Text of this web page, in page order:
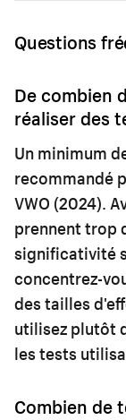
Questions
De combien
réaliser des
Un minimum
recommandé
VWO (2024).
prennent trop
significativité
concentrez-
des tailles
utilisez plutôt
les tests
Combien de